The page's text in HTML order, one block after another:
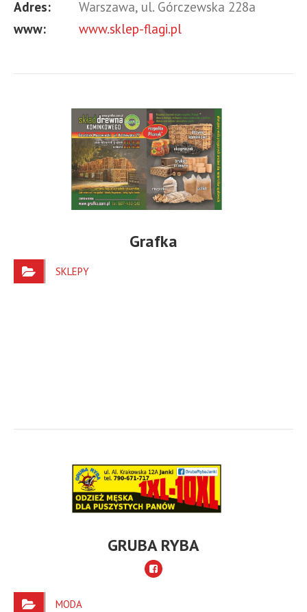
Adres:
Warszawa, ul. Górczewska 228a
www:
www.sklep-flagi.pl
Grafka
SKLEPY
GRUBA RYBA
MODA